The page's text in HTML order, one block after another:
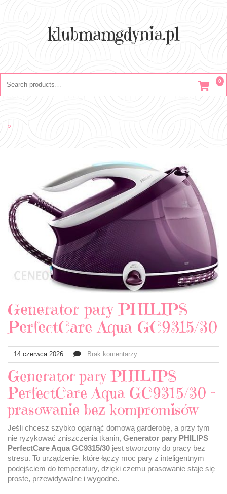
klubmamgdynia.pl
for:
0
Generator pary PHILIPS
PerfectCare Aqua GC9315/30
14 czerwca 2026 Brak komentarzy
Generator pary PHILIPS
PerfectCare Aqua GC9315/30 –
prasowanie bez kompromisów
Jeśli chcesz szybko ogarnąć domową garderobę, a przy tym
nie ryzykować zniszczenia tkanin, Generator pary PHILIPS
PerfectCare Aqua GC9315/30 jest stworzony do pracy bez
stresu. To urządzenie, które łączy moc pary z inteligentnym
podejściem do temperatury, dzięki czemu prasowanie staje się
proste, przewidywalne i wygodne.